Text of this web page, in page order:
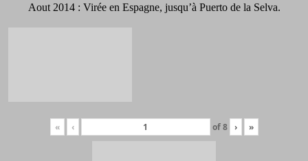
Aout 2014 : Virée en Espagne, jusqu’à Puerto de la Selva.
« ‹ of8 › »